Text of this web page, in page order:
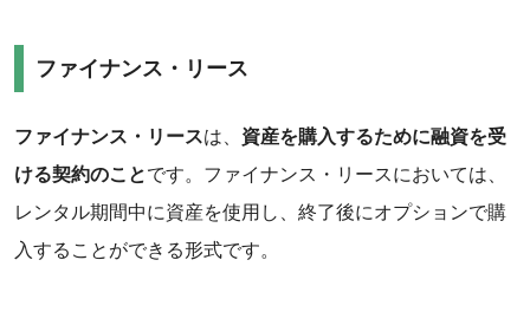
ファイナンス・リース
ファイナンス・リースは、 資産を購入するために融資を受
ける契約のことです。ファイナンス・リースにおいては、
レンタル期間中に資産を使用し、終了後にオプションで購
入することができる形式です。